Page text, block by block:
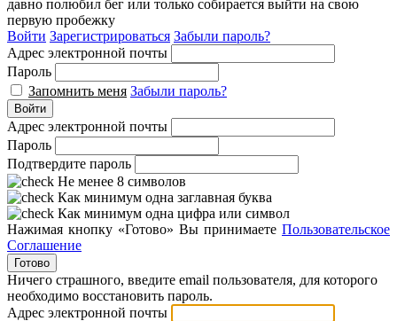
давно полюбил бег или только собирается выйти на свою
первую пробежку
Войти Зарегистрироваться Забыли пароль?
Адрес электронной почты
Пароль
Запомнить меня Забыли пароль?
Войти
Адрес электронной почты
Пароль
Подтвердите пароль
Не менее 8 символов
Как минимум одна заглавная буква
Как минимум одна цифра или символ
Нажимая кнопку «Готово» Вы принимаете Пользовательское
Соглашение
Готово
Ничего страшного, введите email пользователя, для которого
необходимо восстановить пароль.
Адрес электронной почты